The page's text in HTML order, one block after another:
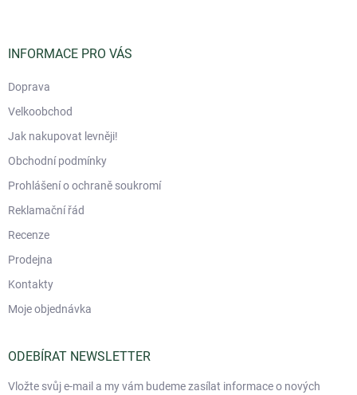
INFORMACE PRO VÁS
Doprava
Velkoobchod
Jak nakupovat levněji!
Obchodní podmínky
Prohlášení o ochraně soukromí
Reklamační řád
Recenze
Prodejna
Kontakty
Moje objednávka
ODEBÍRAT NEWSLETTER
Vložte svůj e-mail a my vám budeme zasílat informace o nových